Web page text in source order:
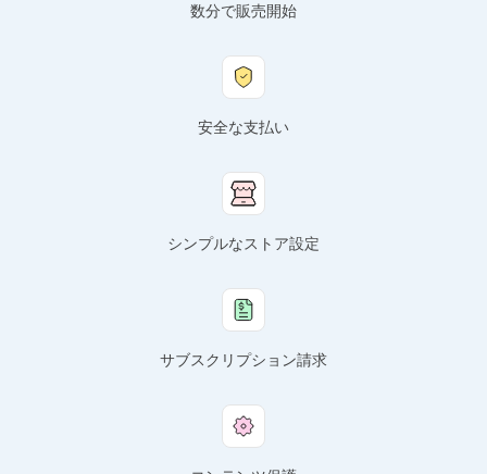
数分で販売開始
安全な支払い
シンプルなストア設定
サブスクリプション請求